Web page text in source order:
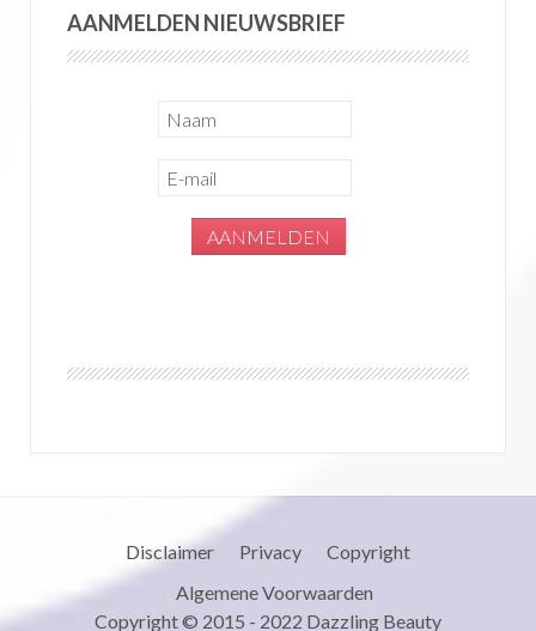
AANMELDEN NIEUWSBRIEF
Disclaimer Privacy
Copyright
Algemene Voorwaarden
Copyright © 2015 - 2022 Dazzling Beauty